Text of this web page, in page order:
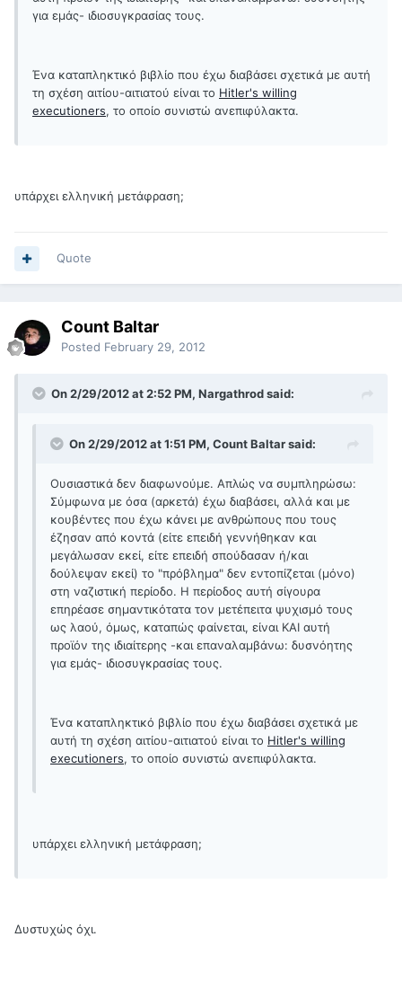
για εμάς- ιδιοσυγκρασίας τους.
Ένα καταπληκτικό βιβλίο που έχω διαβάσει σχετικά με αυτή
τη σχέση αιτίου-αιτιατού είναι το Hitler's willing
executioners, το οποίο συνιστώ ανεπιφύλακτα.
υπάρχει ελληνική μετάφραση;
Quote
Count Baltar
Posted February 29, 2012
On 2/29/2012 at 2:52 PM, Nargathrod said:
On 2/29/2012 at 1:51 PM, Count Baltar said:
Ουσιαστικά δεν διαφωνούμε. Απλώς να συμπληρώσω:
Σύμφωνα με όσα (αρκετά) έχω διαβάσει, αλλά και με
κουβέντες που έχω κάνει με ανθρώπους που τους
έζησαν από κοντά (είτε επειδή γεννήθηκαν και
μεγάλωσαν εκεί, είτε επειδή σπούδασαν ή/και
δούλεψαν εκεί) το "πρόβλημα" δεν εντοπίζεται (μόνο)
στη ναζιστική περίοδο. Η περίοδος αυτή σίγουρα
επηρέασε σημαντικότατα τον μετέπειτα ψυχισμό τους
ως λαού, όμως, καταπώς φαίνεται, είναι ΚΑΙ αυτή
προϊόν της ιδιαίτερης -και επαναλαμβάνω: δυσνόητης
για εμάς- ιδιοσυγκρασίας τους.
Ένα καταπληκτικό βιβλίο που έχω διαβάσει σχετικά με
αυτή τη σχέση αιτίου-αιτιατού είναι το Hitler's willing
executioners, το οποίο συνιστώ ανεπιφύλακτα.
υπάρχει ελληνική μετάφραση;
Δυστυχώς όχι.